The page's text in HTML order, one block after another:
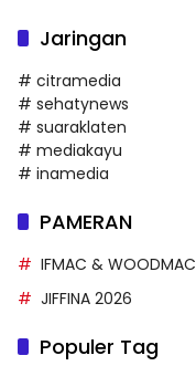
Jaringan
# citramedia
# sehatynews
# suaraklaten
# mediakayu
# inamedia
PAMERAN
IFMAC & WOODMAC
JIFFINA 2026
Populer Tag